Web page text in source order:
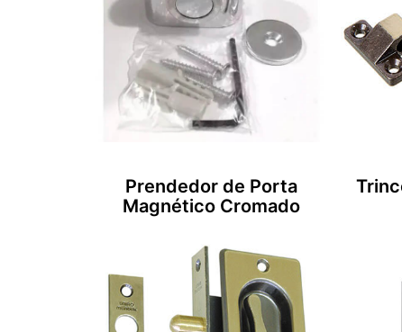
Prendedor de Porta
Magnético Cromado